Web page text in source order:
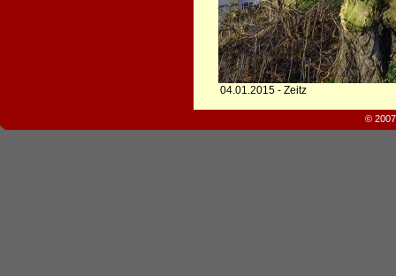
04.01.2015 - Zeitz
©